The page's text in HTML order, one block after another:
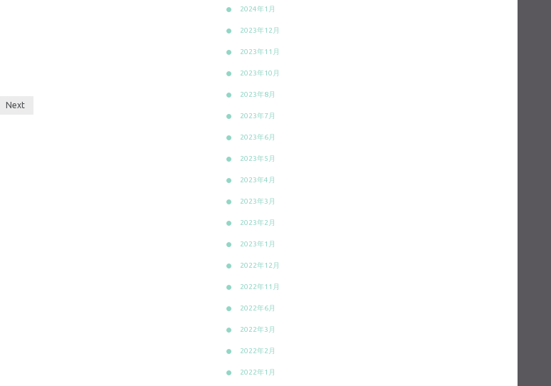
Next
2024年1月
2023年12月
2023年11月
2023年10月
2023年8月
2023年7月
2023年6月
2023年5月
2023年4月
2023年3月
2023年2月
2023年1月
2022年12月
2022年11月
2022年6月
2022年3月
2022年2月
2022年1月